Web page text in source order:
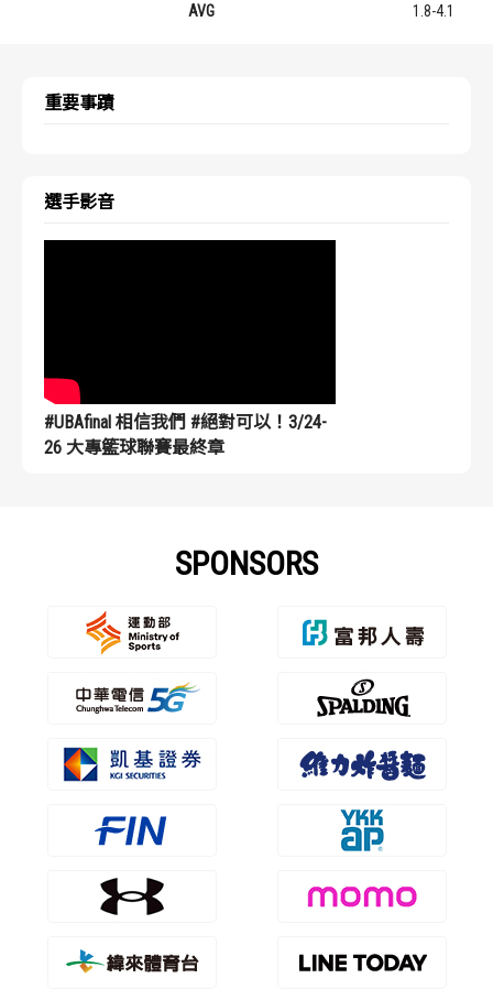
AVG
1.8-4.1
重要事蹟
選手影音
#UBAfinal 相信我們 #絕對可以！3/24-
26 大專籃球聯賽最終章
SPONSORS